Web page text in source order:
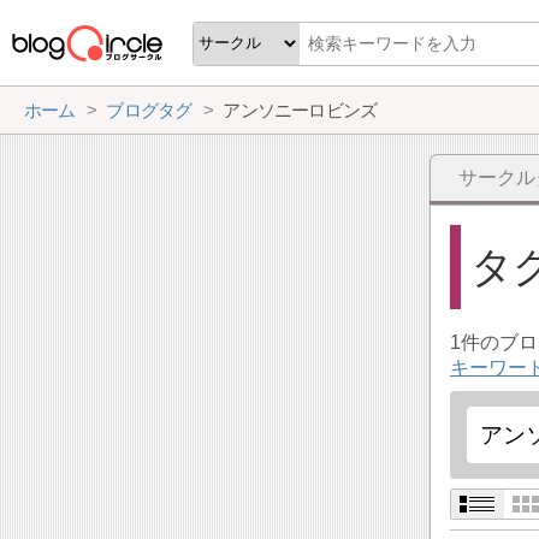
ホーム ブログタグ アンソニーロビンズ
サーク
タ
1件のブ
キーワー